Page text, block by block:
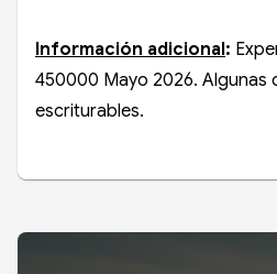
Información adicional:
450000 Mayo 2026. Algunas
escriturables.